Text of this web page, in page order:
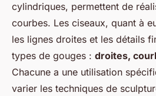
cylindriques, permettent de
courbes. Les ciseaux, quant à
les lignes droites et les détails
types de gouges : droites,
Chacune a une utilisation
varier les techniques de